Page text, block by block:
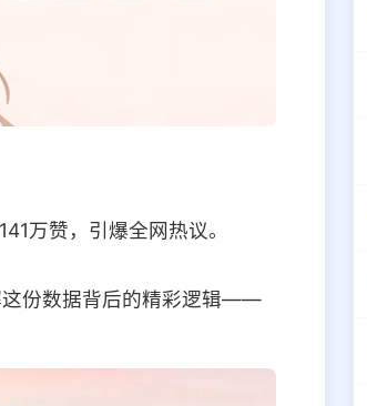
万赞，引爆全网热议。
这份数据背后的精彩逻辑——